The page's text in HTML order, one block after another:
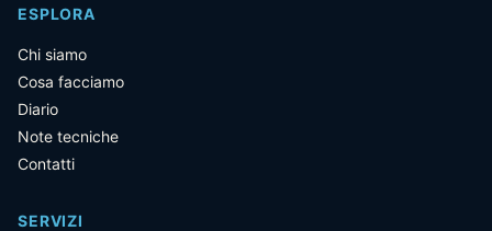
ESPLORA
Chi siamo
Cosa facciamo
Diario
Note tecniche
Contatti
SERVIZI